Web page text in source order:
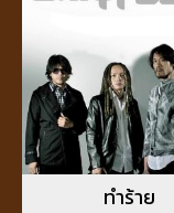
ทำร้าย